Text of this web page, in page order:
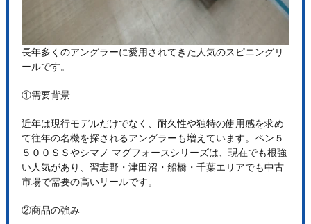
長年多くのアングラーに愛用されてきた人気のスピニングリ
ールです。
①需要背景
近年は現行モデルだけでなく、耐久性や独特の使用感を求め
て往年の名機を探されるアングラーも増えています。ペン５
５００ＳＳやシマノ マグフォースシリーズは、現在でも根強
い人気があり、習志野・津田沼・船橋・千葉エリアでも中古
市場で需要の高いリールです。
②商品の強み